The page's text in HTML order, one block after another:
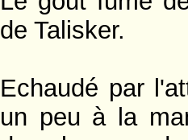
de Talisker.
Echaudé par
un peu à la